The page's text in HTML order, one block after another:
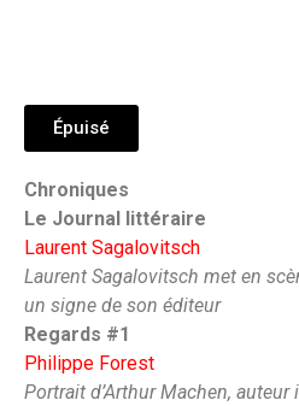
Épuisé
Chroniques
Le Journal littéraire
Laurent Sagalovitsch
Laurent Sagalovitsch met en
un signe de son éditeur
Regards #1
Philippe Forest
Portrait d’Arthur Machen,